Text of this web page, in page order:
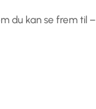
du kan se frem til –